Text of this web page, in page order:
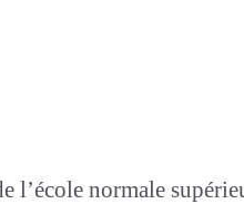
normale